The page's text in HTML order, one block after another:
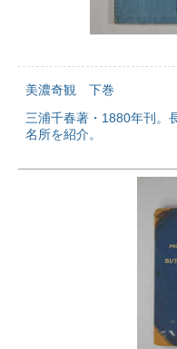
美濃奇観 下巻
三浦千春著・1880年刊。
名所を紹介。